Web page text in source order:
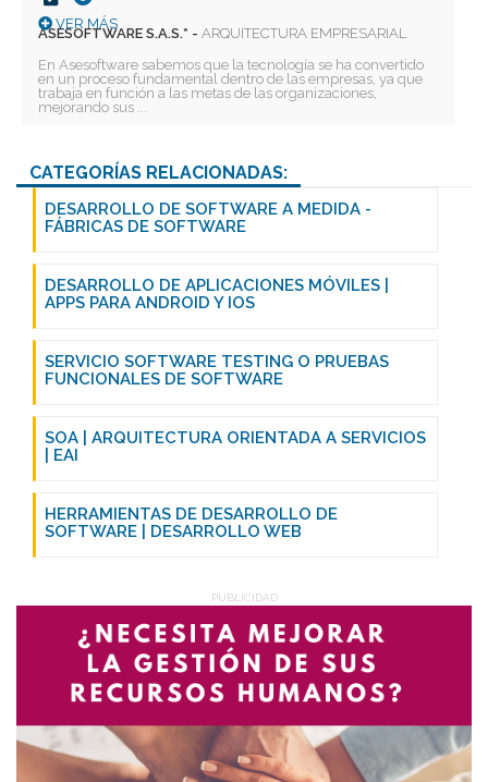
VER MÁS
ASESOFTWARE S.A.S.* -ARQUITECTURA EMPRESARIAL
En Asesoftware sabemos que la tecnología se ha convertido
en un proceso fundamental dentro de las empresas, ya que
trabaja en función a las metas de las organizaciones,
mejorando sus ...
CATEGORÍAS RELACIONADAS:
DESARROLLO DE SOFTWARE A MEDIDA -
FÁBRICAS DE SOFTWARE
DESARROLLO DE APLICACIONES MÓVILES |
APPS PARA ANDROID Y IOS
SERVICIO SOFTWARE TESTING O PRUEBAS
FUNCIONALES DE SOFTWARE
SOA | ARQUITECTURA ORIENTADA A SERVICIOS
| EAI
HERRAMIENTAS DE DESARROLLO DE
SOFTWARE | DESARROLLO WEB
PUBLICIDAD